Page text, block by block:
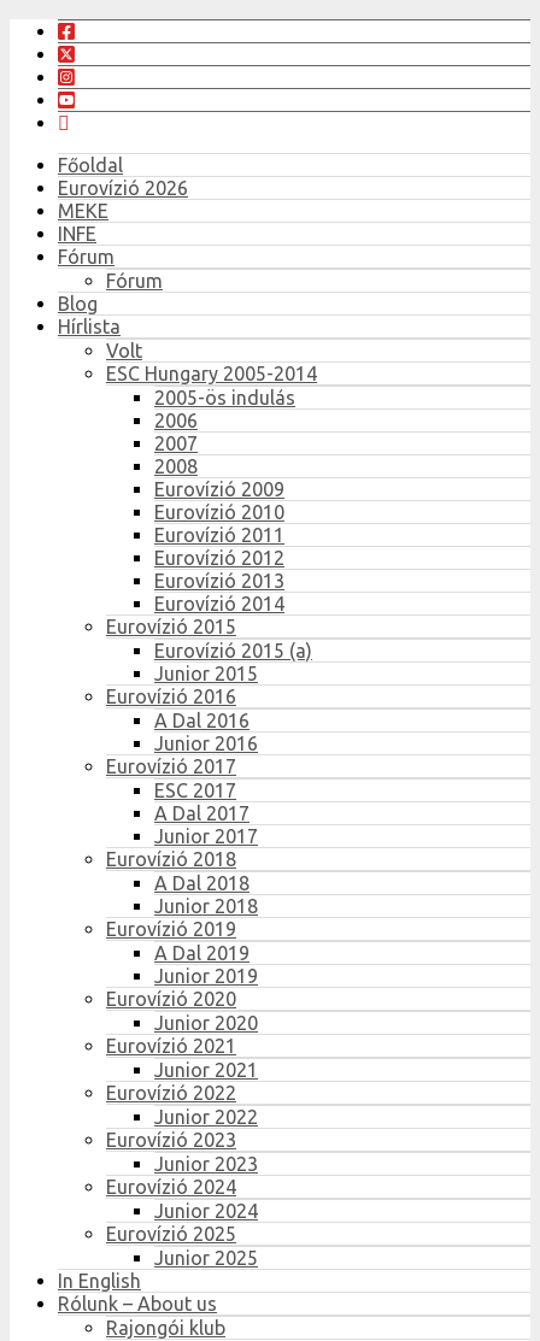
Főoldal
Eurovízió 2026
MEKE
INFE
Fórum
Fórum
Blog
Hírlista
Volt
ESC Hungary 2005-2014
2005-ös indulás
2006
2007
2008
Eurovízió 2009
Eurovízió 2010
Eurovízió 2011
Eurovízió 2012
Eurovízió 2013
Eurovízió 2014
Eurovízió 2015
Eurovízió 2015 (a)
Junior 2015
Eurovízió 2016
A Dal 2016
Junior 2016
Eurovízió 2017
ESC 2017
A Dal 2017
Junior 2017
Eurovízió 2018
A Dal 2018
Junior 2018
Eurovízió 2019
A Dal 2019
Junior 2019
Eurovízió 2020
Junior 2020
Eurovízió 2021
Junior 2021
Eurovízió 2022
Junior 2022
Eurovízió 2023
Junior 2023
Eurovízió 2024
Junior 2024
Eurovízió 2025
Junior 2025
In English
Rólunk – About us
Rajongói klub